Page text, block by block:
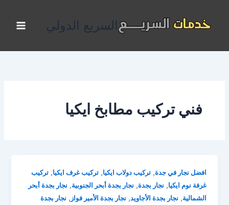
المحتوى
السريع الدولي
فني تركيب مطابخ ايكيا
افضل نجار في جدة,تركيب دولاب ايكيا,تركيب غرف ايكيا,تركيب
غرفة نوم ايكيا, نجار بجدة, نجار بجدة أبحر الجنوبية, نجار بجدة أبحر
الشمالية, نجار بجدة الأجاويد, نجار بجدة الأمير فواز , نجار بجدة